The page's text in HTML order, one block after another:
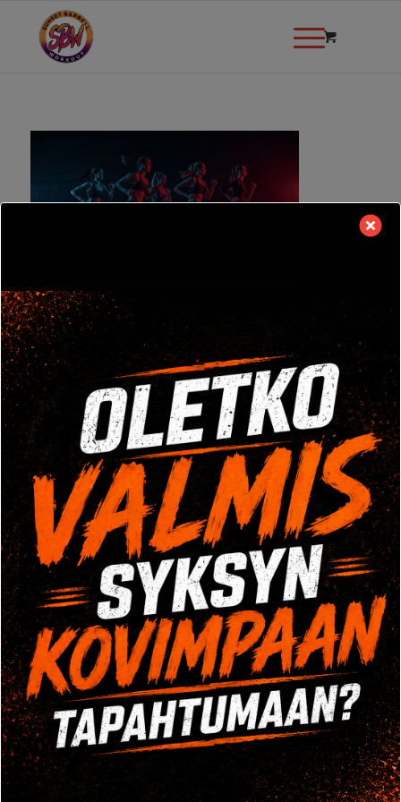
TULE TUTUSTUMAAN
Tule tutustumaan Crossi tai painonnosto tunnille
veloituksetta. Ota yhteyttä puhelimitse tai
yhteydenottolomakkeella ja varaa kokeilusi!
OPENING HOURS
Mo-Fr: 8:00-22:00
Sa: 8:00-24:00
YHTEYSTIEDOT